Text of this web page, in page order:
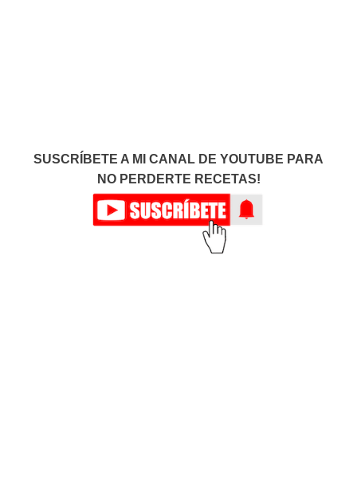
SUSCRÍBETE A MI CANAL DE YOUTUBE PARA
NO PERDERTE RECETAS!